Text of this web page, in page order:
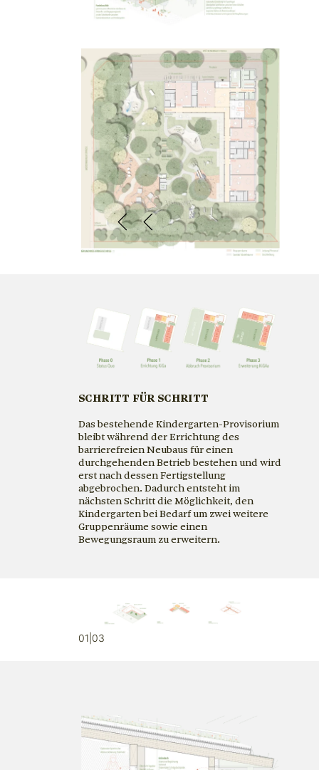
SCHRITT FÜR SCHRITT
Das bestehende Kindergarten-Provisorium
bleibt während der Errichtung des
barrierefreien Neubaus für einen
durchgehenden Betrieb bestehen und wird
erst nach dessen Fertigstellung
abgebrochen. Dadurch entsteht im
nächsten Schritt die Möglichkeit, den
Kindergarten bei Bedarf um zwei weitere
Gruppenräume sowie einen
Bewegungsraum zu erweitern.
01|03